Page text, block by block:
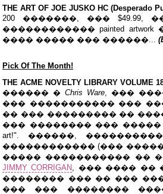
THE ART OF JOE JUSKO HC (Desperado
200 �������, ���
������������ painted
���� ����� ��� ������...
Pick Of The Month!
THE ACME NOVELTY LIBRARY VOLUME
������ � Chris Ware, ���
��� ����������� ���
�� ��� ��������� ��
��� �������� ��� �����
art!". ������,
������������ (���
����� ����������� ��
JIMMY CORRIGAN, ��� ���� ��
�������� ��� �� ���
��� ��� ��������